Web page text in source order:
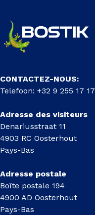
CONTACTEZ-NOUS:
Telefoon: +32 9 255 17 17
Adresse des visiteurs
Denariusstraat 11
4903 RC Oosterhout
Pays-Bas
Adresse postale
Boîte postale 194
4900 AD Oosterhout
Pays-Bas